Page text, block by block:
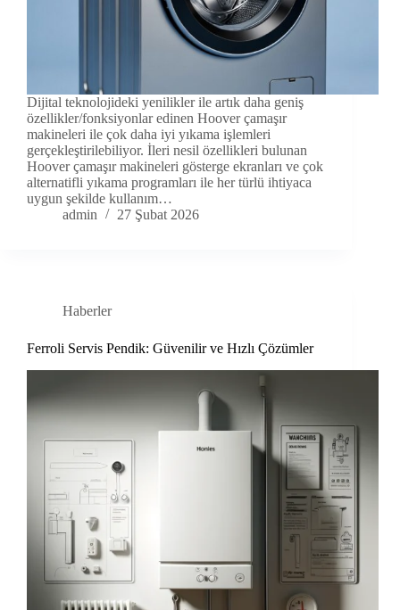
Dijital teknolojideki yenilikler ile artık daha geniş
özellikler/fonksiyonlar edinen Hoover çamaşır
makineleri ile çok daha iyi yıkama işlemleri
gerçekleştirilebiliyor. İleri nesil özellikleri bulunan
Hoover çamaşır makineleri gösterge ekranları ve çok
alternatifli yıkama programları ile her türlü ihtiyaca
uygun şekilde kullanım…
admin
27 Şubat 2026
Haberler
Ferroli Servis Pendik: Güvenilir ve Hızlı Çözümler